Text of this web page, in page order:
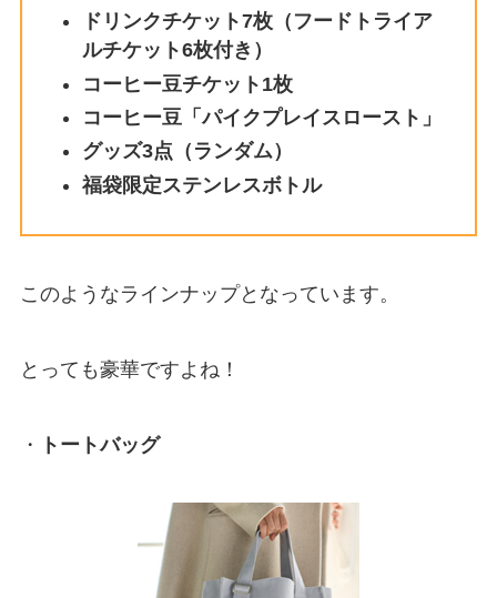
ドリンクチケット7枚（フードトライア
ルチケット6枚付き）
コーヒー豆チケット1枚
コーヒー豆「パイクプレイスロースト」
グッズ3点（ランダム）
福袋限定ステンレスボトル
このようなラインナップとなっています。
とっても豪華ですよね！
・ トートバッグ